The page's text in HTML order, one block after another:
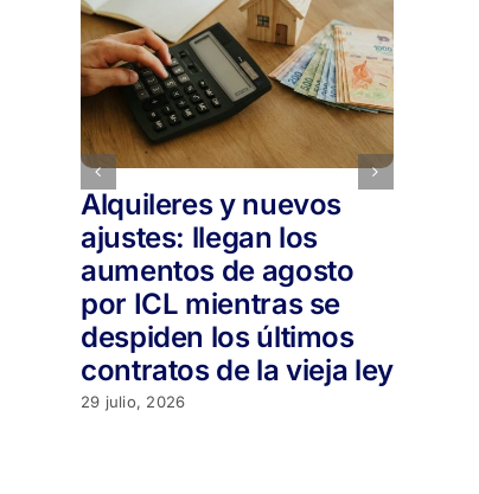
Alquileres y nuevos
ajustes: llegan los
aumentos de agosto
por ICL mientras se
despiden los últimos
contratos de la vieja ley
29 julio, 2026